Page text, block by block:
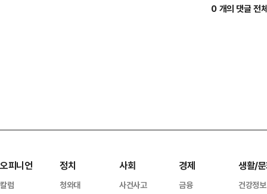
0 개의 댓글 전
오피니언
칼럼
정치
청와대
사회
사건사고
경제
금융
생활/
건강정보